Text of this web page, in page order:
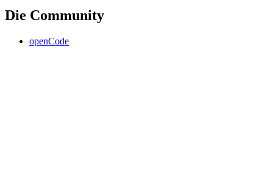
Die Community
openCode